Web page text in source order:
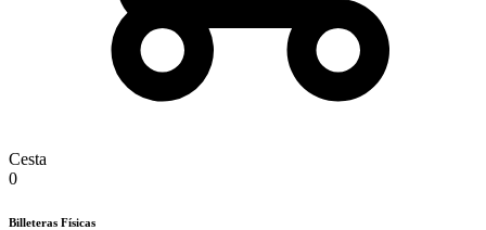
Cesta
0
Billeteras Físicas